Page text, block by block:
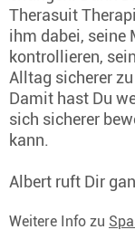
Therasuit
ihm dabei, seine
kontrollieren,
Alltag sicherer
Damit hast Du
sich sicherer
kann.
Albert ruft Dir
Weitere Info zu